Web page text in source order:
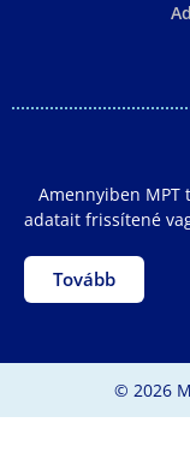
Amennyiben MPT
adatait frissítené
Tovább
© 2026